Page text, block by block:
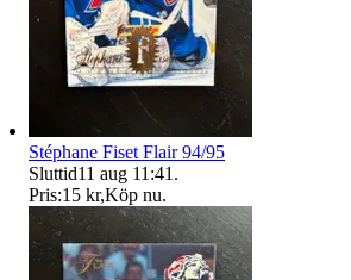
Stéphane Fiset Flair 94/95
Sluttid11 aug 11:41 .
Pris:15 kr,Köp nu.